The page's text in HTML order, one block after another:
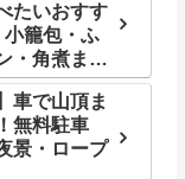
たいおすす
籠包・ふ
・角煮ま
実食レビュ
車で山頂ま
無料駐車
景・ロープ